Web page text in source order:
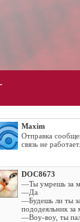
Maxim
Отправка
связь не работает...
DOC8673
—Ты умрешь за
—Да
—Будешь ли ты
пододеяльник за
—Воу-воу, ты